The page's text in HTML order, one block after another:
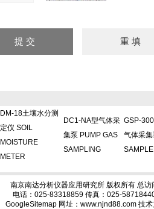
DM-18土壤水分测
定仪 SOIL
MOISTURE
METER
DC1-NA型气体采
集泵 PUMP GAS
SAMPLING
GSP-
气体采
南京南达分析仪器应用研究所 版权所有 总访
电话：025-83318859 传真：025-
GoogleSitemap 网址：www.njnd88.com 技